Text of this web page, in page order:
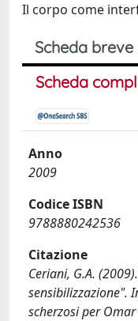
Il corpo come
Scheda breve
Scheda
Anno
2009
Codice ISBN
9788880242536
Citazione
Ceriani, G.A.
sensibilizzazione".
scherzosi per